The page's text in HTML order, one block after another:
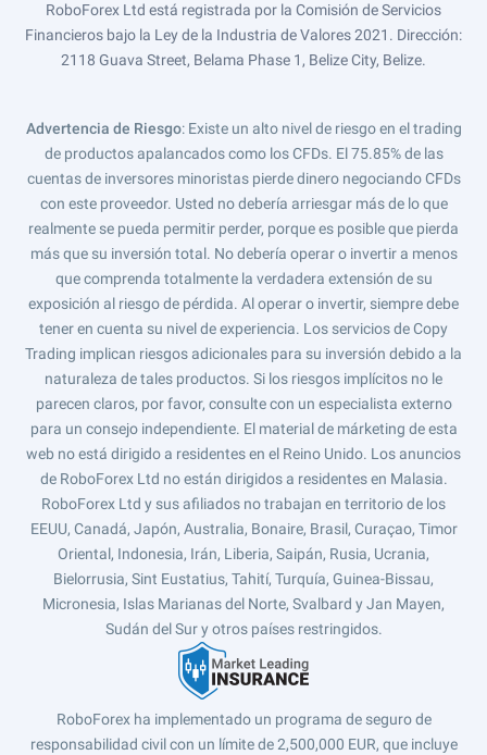
RoboForex Ltd está registrada por la Comisión de Servicios
Financieros bajo la Ley de la Industria de Valores 2021. Dirección:
2118 Guava Street, Belama Phase 1, Belize City, Belize.
Advertencia de Riesgo: Existe un alto nivel de riesgo en el trading
de productos apalancados como los CFDs. El 75.85% de las
cuentas de inversores minoristas pierde dinero negociando CFDs
con este proveedor. Usted no debería arriesgar más de lo que
realmente se pueda permitir perder, porque es posible que pierda
más que su inversión total. No debería operar o invertir a menos
que comprenda totalmente la verdadera extensión de su
exposición al riesgo de pérdida. Al operar o invertir, siempre debe
tener en cuenta su nivel de experiencia. Los servicios de Copy
Trading implican riesgos adicionales para su inversión debido a la
naturaleza de tales productos. Si los riesgos implícitos no le
parecen claros, por favor, consulte con un especialista externo
para un consejo independiente. El material de márketing de esta
web no está dirigido a residentes en el Reino Unido. Los anuncios
de RoboForex Ltd no están dirigidos a residentes en Malasia.
RoboForex Ltd y sus afiliados no trabajan en territorio de los
EEUU, Canadá, Japón, Australia, Bonaire, Brasil, Curaçao, Timor
Oriental, Indonesia, Irán, Liberia, Saipán, Rusia, Ucrania,
Bielorrusia, Sint Eustatius, Tahití, Turquía, Guinea-Bissau,
Micronesia, Islas Marianas del Norte, Svalbard y Jan Mayen,
Sudán del Sur y otros países restringidos.
RoboForex ha implementado un programa de seguro de
responsabilidad civil con un límite de 2,500,000 EUR, que incluye